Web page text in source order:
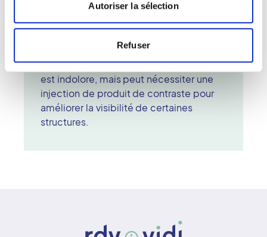
Autoriser la sélection
Refuser
sont traitées par un ordinateur pour
reconstituer des images en coupe, utiles
hémorragies, des fractures complexes
ou des maladies vasculaires. L'examen
est indolore, mais peut nécessiter une
injection de produit de contraste pour
améliorer la visibilité de certaines
structures.